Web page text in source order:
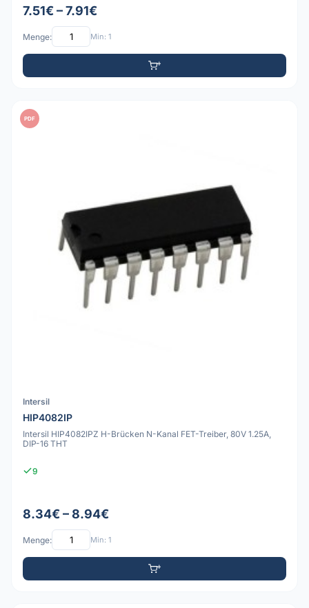
7.51€ – 7.91€
Menge: Min: 1
PDF
Intersil
HIP4082IP
Intersil HIP4082IPZ H-Brücken N-Kanal FET-Treiber, 80V 1.25A,
DIP-16 THT
9
8.34€ – 8.94€
Menge: Min: 1